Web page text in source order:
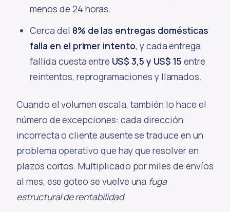
menos de 24 horas.
Cerca del 8% de las entregas domésticas
falla en el primer intento, y cada entrega
fallida cuesta entre US$ 3,5 y US$ 15 entre
reintentos, reprogramaciones y llamados.
Cuando el volumen escala, también lo hace el
número de excepciones: cada dirección
incorrecta o cliente ausente se traduce en un
problema operativo que hay que resolver en
plazos cortos. Multiplicado por miles de envíos
al mes, ese goteo se vuelve una fuga
estructural de rentabilidad.